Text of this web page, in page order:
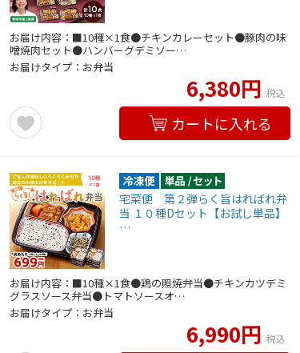
お届け内容：■10種×1食●チキンカレーセット●豚肉の味
噌焼肉セット●ハンバーグデミソー…
お届けタイプ：お弁当
6,380円 税込
カートに入れる
宅菜便 第２弾らく旨はればれ弁
当 １０種Dセット【お試し単品】
…
お届け内容：■10種×1食●鶏の照焼弁当●チキンカツデミ
グラスソース弁当●トマトソースオ…
お届けタイプ：お弁当
6,990円 税込